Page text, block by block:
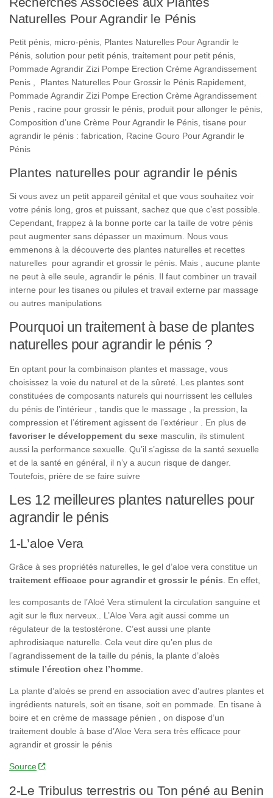
Naturelles Pour Agrandir le Pénis
Petit pénis, micro-pénis, Plantes Naturelles Pour Agrandir le
Pénis, solution pour petit pénis, traitement pour petit pénis,
Pommade Agrandir Zizi Pompe Erection Crème Agrandissement
Penis , Plantes Naturelles Pour Grossir le Pénis Rapidement,
Pommade Agrandir Zizi Pompe Erection Crème Agrandissement
Penis , racine pour grossir le pénis, produit pour allonger le pénis,
Composition d’une Crème Pour Agrandir le Pénis, tisane pour
agrandir le pénis : fabrication, Racine Gouro Pour Agrandir le
Pénis
Plantes naturelles pour agrandir le pénis
Si vous avez un petit appareil génital et que vous souhaitez voir
votre pénis long, gros et puissant, sachez que que c’est possible.
Cependant, frappez à la bonne porte car la taille de votre pénis
peut augmenter sans dépasser un maximum. Nous vous
emmenons à la découverte des plantes naturelles et recettes
naturelles pour agrandir et grossir le pénis. Mais , aucune plante
ne peut à elle seule, agrandir le pénis. Il faut combiner un travail
interne pour les tisanes ou pilules et travail externe par massage
ou autres manipulations
Pourquoi un traitement à base de plantes
naturelles pour agrandir le pénis ?
En optant pour la combinaison plantes et massage, vous
choisissez la voie du naturel et de la sûreté. Les plantes sont
constituées de composants naturels qui nourrissent les cellules
du pénis de l’intérieur , tandis que le massage , la pression, la
compression et l’étirement agissent de l’extérieur . En plus de
favoriser le développement du sexe masculin, ils stimulent
aussi la performance sexuelle. Qu’il s’agisse de la santé sexuelle
et de la santé en général, il n’y a aucun risque de danger.
Toutefois, prière de se faire suivre
Les 12 meilleures plantes naturelles pour
agrandir le pénis
1-L’aloe Vera
Grâce à ses propriétés naturelles, le gel d’aloe vera constitue un
traitement efficace pour agrandir et grossir le pénis . En effet,
les composants de l’Aloé Vera stimulent la circulation sanguine et
agit sur le flux nerveux.. L’Aloe Vera agit aussi comme un
régulateur de la testostérone. C’est aussi une plante
aphrodisiaque naturelle. Cela veut dire qu’en plus de
l’agrandissement de la taille du pénis, la plante d’aloès
stimule l’érection chez l’homme.
La plante d’aloès se prend en association avec d’autres plantes et
ingrédients naturels, soit en tisane, soit en pommade. En tisane à
boire et en crème de massage pénien , on dispose d’un
traitement double à base d’Aloe Vera sera très efficace pour
agrandir et grossir le pénis
Source
2-Le Tribulus terrestris ou Ton péné au Benin